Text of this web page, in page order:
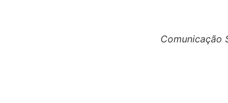
Comunicação